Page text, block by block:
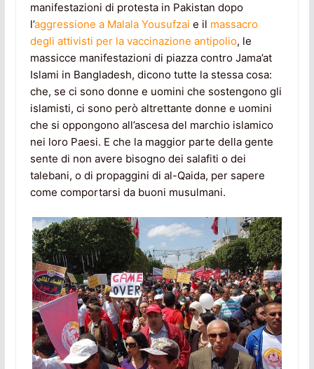
manifestazioni di protesta in Pakistan dopo
l’aggressione a Malala Yousufzai e il massacro
degli attivisti per la vaccinazione antipolio, le
massicce manifestazioni di piazza contro Jama’at
Islami in Bangladesh, dicono tutte la stessa cosa:
che, se ci sono donne e uomini che sostengono gli
islamisti, ci sono però altrettante donne e uomini
che si oppongono all’ascesa del marchio islamico
nei loro Paesi. E che la maggior parte della gente
sente di non avere bisogno dei salafiti o dei
talebani, o di propaggini di al-Qaida, per sapere
come comportarsi da buoni musulmani.